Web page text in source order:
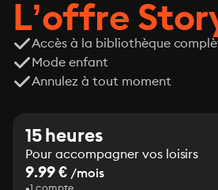
L’offre
Accès à la bibliothèque
Mode enfant
Annulez à tout moment
15 heures
Pour accompagner vos loisirs
9.99 € /mois